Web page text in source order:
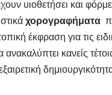
υιοθετήσει και
χορογραφήματα
έκφραση για τις
ανακαλύπτει κανείς